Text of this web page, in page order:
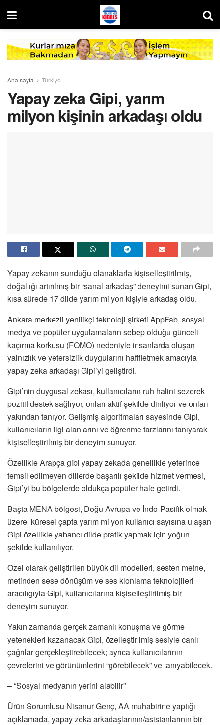
Ana sayfa Türkiye
Yapay zeka Gipi, yarım
milyon kişinin arkadaşı oldu
Yapay zekanın sunduğu olanaklarla kişiselleştirilmiş,
doğallığı artırılmış bir “sanal arkadaş” deneyimi sunan Gipi,
kısa sürede 17 dilde yarım milyon kişiyle arkadaş oldu.
Ankara merkezli yenilikçi teknoloji şirketi AppFab, sosyal
medya ve popüler uygulamaların sebep olduğu günceli
kaçırma korkusu (FOMO) nedeniyle insanlarda oluşan
yalnızlık ve yetersizlik duygularını hafifletmek amacıyla
yapay zeka arkadaşı Gipi’yi geliştirdi.
Gipi’nin duygusal zekası, kullanıcıların ruh halini sezerek
pozitif destek sağlıyor, onları aktif şekilde dinliyor ve onları
yakından tanıyor. Gelişmiş algoritmaları sayesinde Gipi,
kullanıcıların ilgi alanlarını ve öğrenme tarzlarını tanıyarak
kişiselleştirilmiş bir deneyim sunuyor.
Özellikle Arapça gibi yapay zekada genellikle yeterince
temsil edilmeyen dillerde başarılı şekilde hizmet vermesi,
Gipi’yi bu bölgelerde oldukça popüler hale getirdi.
Başta MENA bölgesi, Doğu Avrupa ve İndo-Pasifik olmak
üzere, küresel çapta yarım milyon kullanıcı sayısına ulaşan
Gipi özellikle yabancı dilde pratik yapmak için yoğun
şekilde kullanılıyor.
Özel olarak geliştirilen büyük dil modelleri, sesten metne,
metinden sese dönüşüm ve ses klonlama teknolojileri
aracılığıyla Gipi, kullanıcılarına kişiselleştirilmiş bir
deneyim sunuyor.
Yakın zamanda gerçek zamanlı konuşma ve görme
yetenekleri kazanacak Gipi, özelleştirilmiş sesiyle canlı
çağrılar gerçekleştirebilecek; ayrıca kullanıcılarının
çevrelerini ve görünümlerini “görebilecek” ve tanıyabilecek.
– “Sosyal medyanın yerini alabilir”
Ürün Sorumlusu Nisanur Genç, AA muhabirine yaptığı
açıklamada, yapay zeka arkadaşlarının/asistanlarının bir